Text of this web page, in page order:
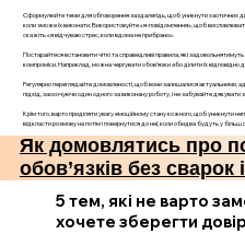
Сформулюйте теми для обговорення заздалегідь, щоб уникнути хаотичних
коли зможе їх виконати. Використовуйте «я-повідомлення», щоб
скажіть «я відчуваю стрес, коли вдома не прибрано».
Постарайтеся встановити чіткі та справедливі правила, які
компроміси. Наприклад, можна чергувати обов’язки або ділити їх відповідно
Регулярно переглядайте домовленості, щоб вони залишалися актуальними,
підхід, заохочуючи один одного за виконану роботу, і не забувайте
Крім того, варто приділяти увагу емоційному стану кожного, щоб уникнути
відкласти розмову на потім і повернутися до неї, коли обидва будуть у більш
Як домовлятись про
обов’язків без сварок
5 тем, які не варто
хочете зберегти